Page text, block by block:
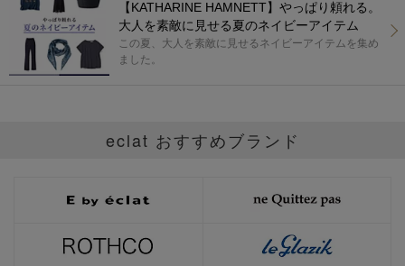
【KATHARINE HAMNETT】やっぱり頼れる。
大人を素敵に見せる夏のネイビーアイテム
この夏、大人を素敵に見せるネイビーアイテムを集め
ました。
eclat おすすめブランド